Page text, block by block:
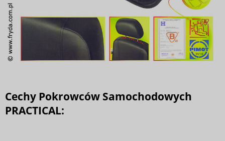
Cechy Pokrowców Samochodowych
PRACTICAL: